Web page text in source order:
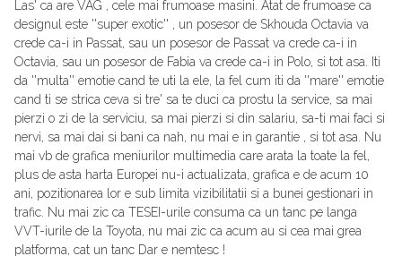
Las' ca are VAG , cele mai frumoase masini. Atat de frumoase ca
designul este ''super exotic'' , un posesor de Skhouda Octavia va
crede ca-i in Passat, sau un posesor de Passat va crede ca-i in
Octavia, sau un posesor de Fabia va crede ca-i in Polo, si tot asa. Iti
da ''multa'' emotie cand te uti la ele, la fel cum iti da ''mare'' emotie
cand ti se strica ceva si tre' sa te duci ca prostu la service, sa mai
pierzi o zi de la serviciu, sa mai pierzi si din salariu, sa-ti mai faci si
nervi, sa mai dai si bani ca nah, nu mai e in garantie , si tot asa. Nu
mai vb de grafica meniurilor multimedia care arata la toate la fel,
plus de asta harta Europei nu-i actualizata, grafica e de acum 10
ani, pozitionarea lor e sub limita vizibilitatii si a bunei gestionari in
trafic. Nu mai zic ca TESEI-urile consuma ca un tanc pe langa
VVT-iurile de la Toyota, nu mai zic ca acum au si cea mai grea
platforma, cat un tanc Dar e nemtesc !